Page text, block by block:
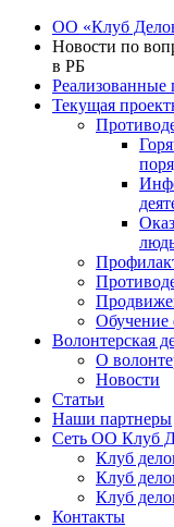
ОО «Клуб
Новости по
в РБ
Реализованные
Текущая
Обучение
Волонтерская
О
Новости
Статьи
Наши партнеры
Сеть ОО Клуб
Клуб
Клуб
Клуб
Контакты